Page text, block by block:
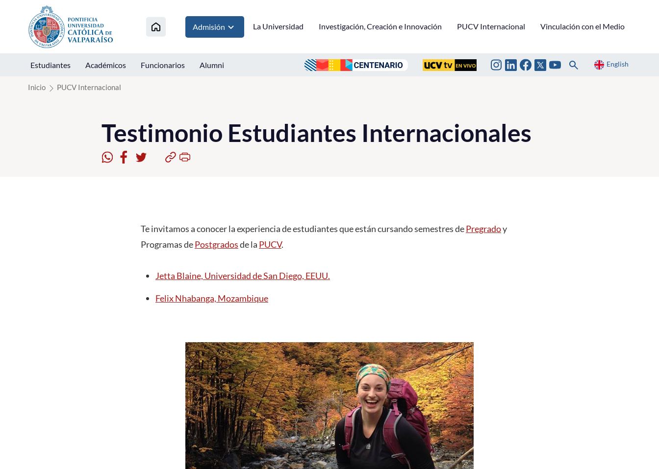
Click acá para ir directamente al contenido
Admisión La Universidad Investigación, Creación e Innovación PUCV Internacional Vinculación con el Medio
Estudiantes Académicos Funcionarios Alumni English
Inicio PUCV Internacional
Testimonio Estudiantes Internacionales
Te invitamos a conocer la experiencia de estudiantes que están cursando semestres dePregradoy
Programas dePostgradosde la PUCV.
Jetta Blaine, Universidad de San Diego, EEUU.
Felix Nhabanga, Mozambique